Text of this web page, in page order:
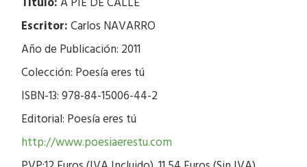
Escritor:Carlos NAVARRO
Año de Publicación: 2011
Colección: Poesía eres tú
ISBN-13: 978-84-15006-44-2
Editorial: Poesía eres tú
http://www.poesiaerestu.com